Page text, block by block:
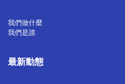
我們做什麼
我們是誰
最新動態